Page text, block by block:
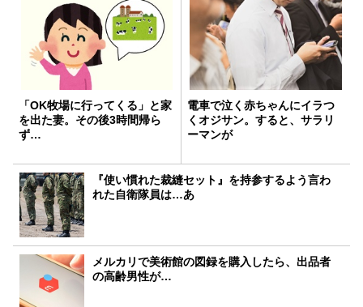
「OK牧場に行ってくる」と家
を出た妻。その後3時間帰ら
ず…
電車で泣く赤ちゃんにイラつ
くオジサン。すると、サラリ
ーマンが
『使い慣れた裁縫セット』を持参するよう言わ
れた自衛隊員は…あ
メルカリで美術館の図録を購入したら、出品者
の高齢男性が…